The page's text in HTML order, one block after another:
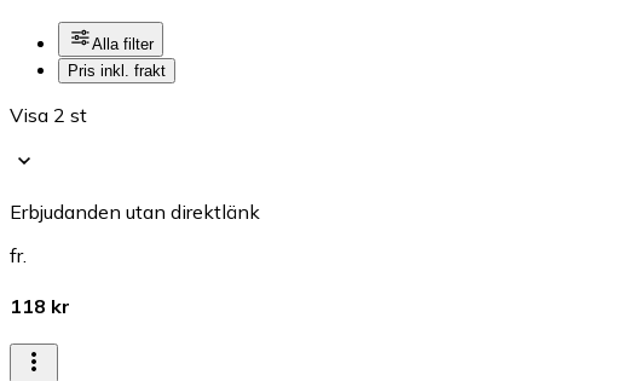
Alla filter
Pris inkl. frakt
Visa 2 st
Erbjudanden utan direktlänk
fr.
118 kr